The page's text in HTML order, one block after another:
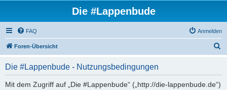
Die #Lappenbude
FAQ Anmelden
Foren-Übersicht
Die #Lappenbude - Nutzungsbedingungen
Mit dem Zugriff auf „Die #Lappenbude“ („http://die-lappenbude.de“)